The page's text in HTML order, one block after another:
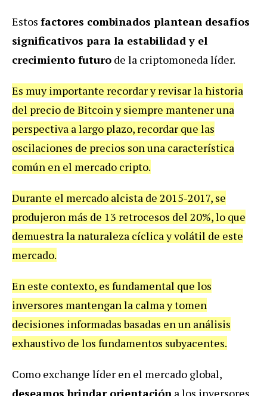
Estos factores combinados plantean desafíos
significativos para la estabilidad y el
crecimiento futuro de la criptomoneda líder.
Es muy importante recordar y revisar la historia
del precio de Bitcoin y siempre mantener una
perspectiva a largo plazo, recordar que las
oscilaciones de precios son una característica
común en el mercado cripto.
Durante el mercado alcista de 2015-2017, se
produjeron más de 13 retrocesos del 20%, lo que
demuestra la naturaleza cíclica y volátil de este
mercado.
En este contexto, es fundamental que los
inversores mantengan la calma y tomen
decisiones informadas basadas en un análisis
exhaustivo de los fundamentos subyacentes.
Como exchange líder en el mercado global,
deseamosbrindar orientación a los inversores